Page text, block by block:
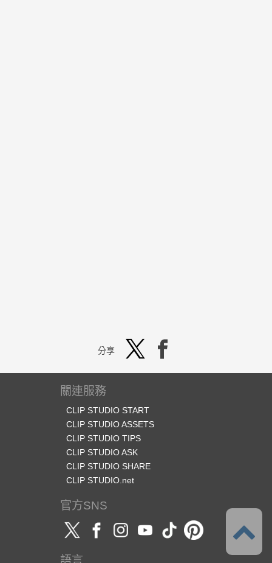
分享
關連服務
CLIP STUDIO START
CLIP STUDIO ASSETS
CLIP STUDIO TIPS
CLIP STUDIO ASK
CLIP STUDIO SHARE
CLIP STUDIO.net
官方SNS